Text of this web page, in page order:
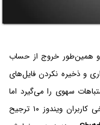
همین‌طور خروج از حساب
و ذخیره نکردن فایل‌های
سهوی را می‌گیرد اما
برخی کاربران به این هشدارها علاقه‌ای ندارند. برخی کاربران ویندوز ۱۰ ترجیح